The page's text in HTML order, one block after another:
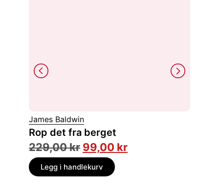
James Baldwin
Rop det fra berget
229,00kr 99,00 kr
Legg i handlekurv